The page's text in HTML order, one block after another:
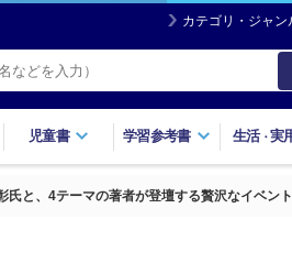
カテゴリ・ジャン
児童書 学習参考書 生活・実
と、4テーマの著者が登壇する贅沢なイベント